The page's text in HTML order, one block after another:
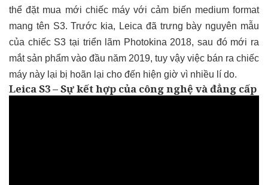
thể đặt mua mới chiếc máy với cảm biến medium format
mang tên S3. Trước kia, Leica đã trưng bày nguyên mẫu
của chiếc S3 tại triển lãm Photokina 2018, sau đó mới ra
mắt sản phẩm vào đầu năm 2019, tuy vậy việc bán ra chiếc
máy này lại bị hoãn lại cho đến hiện giờ vì nhiều lí do.
Leica S3 – Sự kết hợp của công nghệ và đẳng cấp